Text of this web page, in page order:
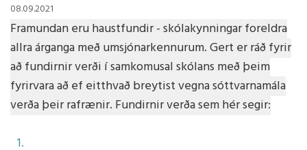
08.09.2021
Framundan eru haustfundir - skólakynningar foreldra
allra árganga með umsjónarkennurum. Gert er ráð fyrir
að fundirnir verði í samkomusal skólans með þeim
fyrirvara að ef eitthvað breytist vegna sóttvarnamála
verða þeir rafrænir. Fundirnir verða sem hér segir: